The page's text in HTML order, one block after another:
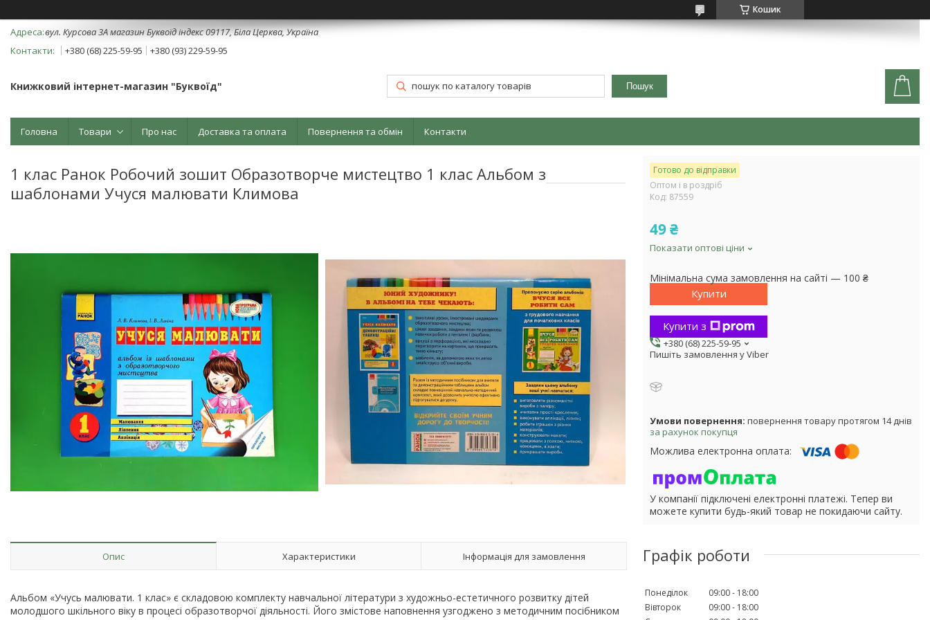
Кошик
вул. Курсова 3А магазин Буквоїд індекс 09117, Біла Церква, Україна
+380 (68) 225-59-95
+380 (93) 229-59-95
Книжковий інтернет-магазин "Буквоїд" Пошук
Головна Товари Про нас Доставка та оплата Повернення та обмін Контакти
1 клас Ранок Робочий зошит Образотворче мистецтво 1 клас Альбом з
шаблонами Учуся малювати Климова
Опис Характеристики Інформація для замовлення
Альбом «Учусь малювати. 1 клас» є складовою комплекту навчальної літератури з художньо-естетичного розвитку дітей
молодшого шкільного віку в процесі образотворчої діяльності. Його змістове наповнення узгоджено з методичним посібником
Готово до відправки
Оптом і в роздріб
Код: 87559
49 ₴
Показати оптові ціни
Мінімальна сума замовлення на сайті — 100 ₴
Купити
Купити з
+380 (68) 225-59-95
Пишіть замовлення у Viber
повернення товару протягом 14 днів
за рахунок покупця
У компанії підключені електронні платежі. Тепер ви
можете купити будь-який товар не покидаючи сайту.
Графік роботи
Понеділок 09:00
18:00
Вівторок
09:00
18:00